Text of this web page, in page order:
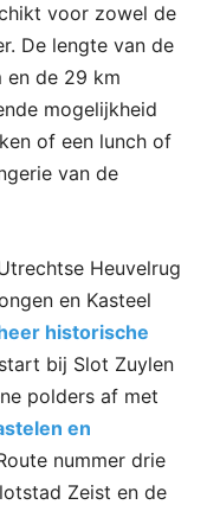
voor zowel de
De lengte van de
en de 29 km
mogelijkheid
of een lunch of
van de
Heuvelrug
en Kasteel
historische
bij Slot Zuylen
polders af met
en
nummer drie
Zeist en de